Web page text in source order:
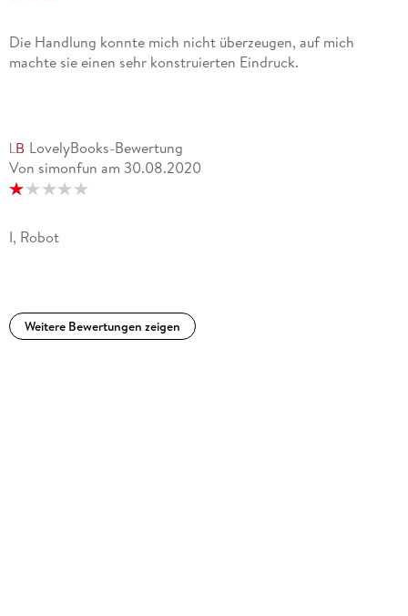
Die Handlung konnte mich nicht überzeugen, auf mich
machte sie einen sehr konstruierten Eindruck.
LovelyBooks-Bewertung
Von simonfun am 30.08.2020
I, Robot
Weitere Bewertungen zeigen